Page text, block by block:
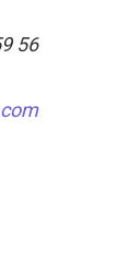
56